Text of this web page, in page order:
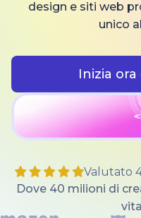
design e siti web
unico
Inizia
Valutato
Dove 40 milioni di